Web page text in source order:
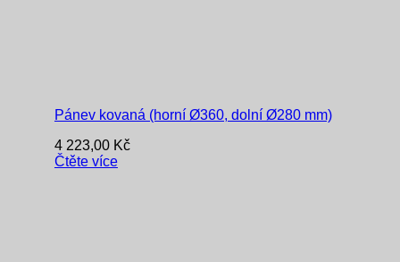
Pánev kovaná (horní Ø360, dolní Ø280 mm)
4 223,00 Kč
Čtěte více